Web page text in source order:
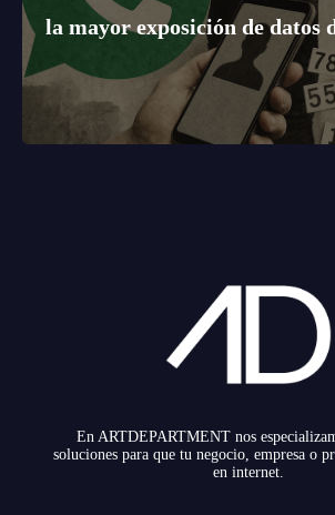
la mayor exposición de datos
En ARTDEPARTMENT nos
soluciones para que tu negocio, empresa o
en internet.